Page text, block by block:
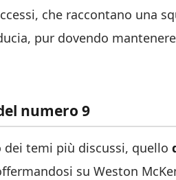
che raccontano una
pur dovendo
numero 9
dei temi più discussi, quello
su Weston